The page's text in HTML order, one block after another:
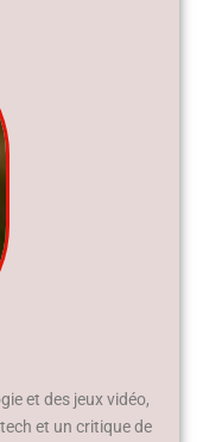
et des jeux vidéo,
et un critique de